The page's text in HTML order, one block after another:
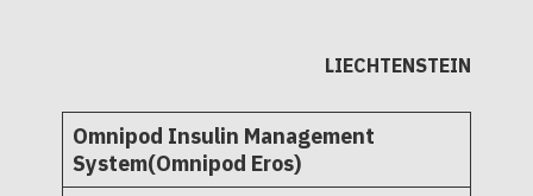
LIECHTENSTEIN
Omnipod Insulin Management
System(Omnipod Eros)